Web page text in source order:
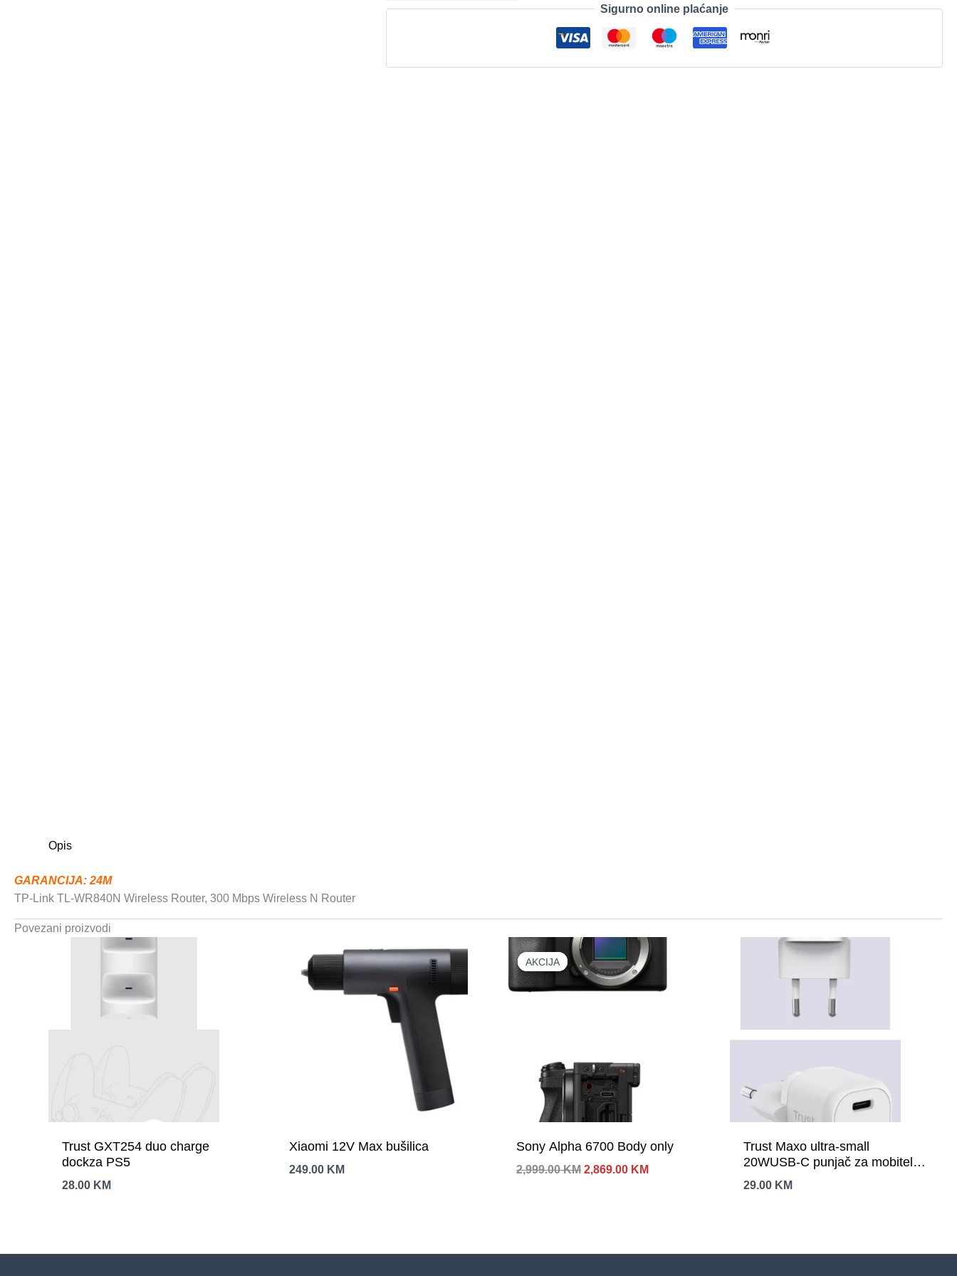
300
Speed
Sigurno online plaćanje
Opis
GARANCIJA: 24M
TP-Link TL-WR840N Wireless Router, 300 Mbps Wireless N Router
Povezani proizvodi
Trust GXT254 duo charge
dockza PS5
28.00 KM
Xiaomi 12V Max bušilica
249.00 KM
AKCIJA
AKCIJA
Sony Alpha 6700 Body only
2,999.00KM Izvorna
2,869.00 KMTrenutna
Trust Maxo ultra-small
20WUSB-C punjač za mobitele
itablete, bijeli
29.00 KM